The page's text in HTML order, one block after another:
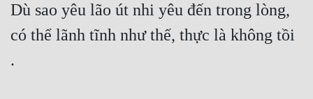
Dù sao yêu lão út nhi yêu đến trong lòng,
có thể lãnh tĩnh như thế, thực là không tồi
.